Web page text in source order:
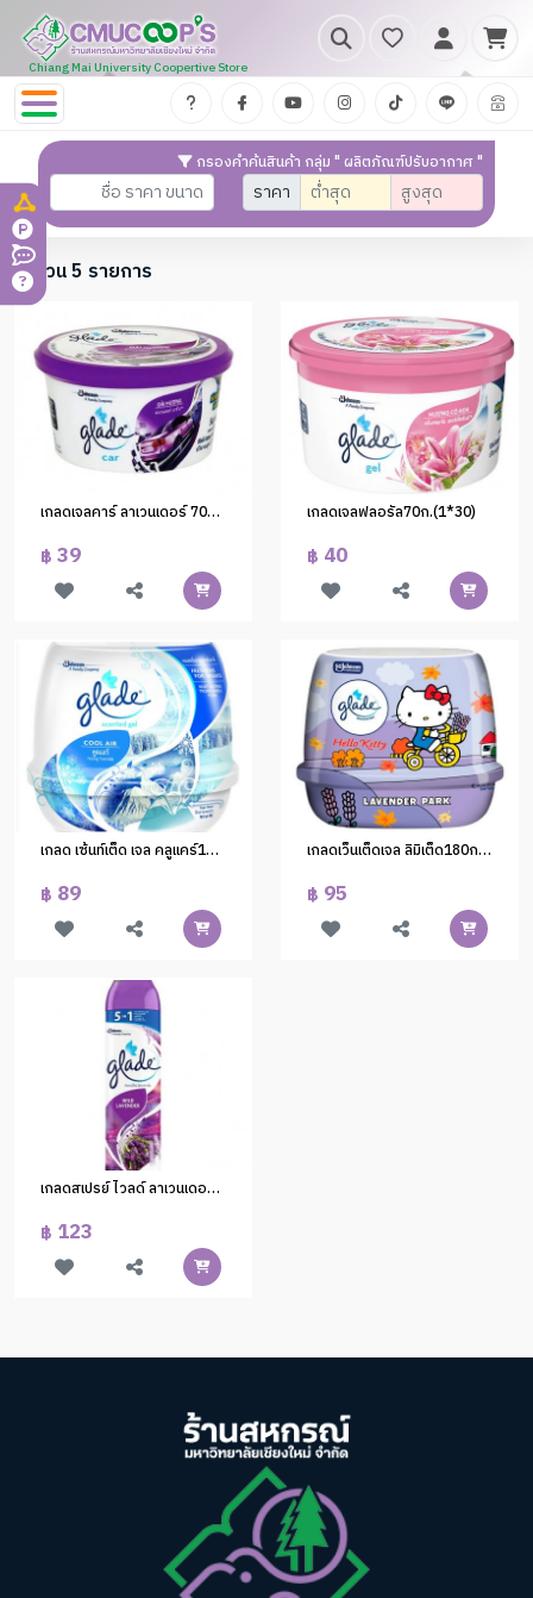
Chiang Mai University Coopertive Store
กรองคำค้นสินค้า กลุ่ม " ผลิตภัณฑ์ปรับอากาศ "
ราคา
จำนวน 5 รายการ
เกลดเจลคาร์ ลาเวนเดอร์ 70g. (1*12)
฿ 39
เกลดเจลฟลอรัล70ก.(1*30)
฿ 40
เกลด เซ้นท์เต็ด เจล คลูแคร์180g.(1x6)
฿ 89
เกลดเว็นเต็ดเจล ลิมิเต็ด180ก.ลาเวนเดอ/6
฿ 95
เกลดสเปรย์ ไวลด์ ลาเวนเดอร์ 320ml.(1x6)พ
฿ 123